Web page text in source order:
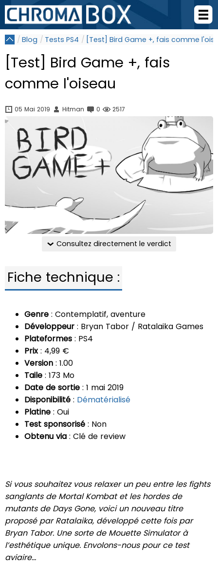
Blog Tests PS4 [Test] Bird Game +, fais comme
[Test] Bird Game +, fais
comme l'oiseau
05 Mai 2019 Hitman 0 2517
Consultez directement le verdict
Fiche technique :
Genre : Contemplatif, aventure
Développeur : Bryan Tabor / Ratalaika Games
Plateformes : PS4
Prix: 4,99 €
Version : 1.00
Taile : 173 Mo
Date de sortie : 1 mai 2019
Disponibilité : Dématérialisé
Platine : Oui
Test sponsorisé : Non
Obtenu via : Clé de review
Si vous souhaitez vous relaxer un peu entre les fights
sanglants de Mortal Kombat et les hordes de
mutants de Days Gone, voici un nouveau titre
proposé par Ratalaika, développé cette fois par
Bryan Tabor. Une sorte de Mouette Simulator à
l’esthétique unique. Envolons-nous pour ce test
aviaire…